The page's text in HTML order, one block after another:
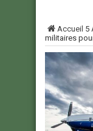
Accueil 5
militaires